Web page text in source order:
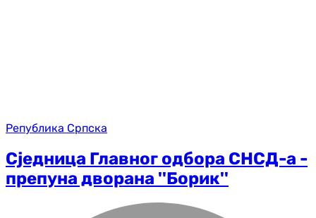
Република Српска
Сједница Главног одбора СНСД-а -
препуна дворана ''Борик''